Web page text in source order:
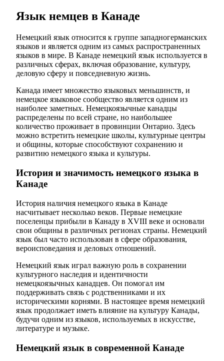
Язык немцев в Канаде
Немецкий язык относится к группе западногерманских
языков и является одним из самых распространенных
языков в мире. В Канаде немецкий язык используется в
различных сферах, включая образование, культуру,
деловую сферу и повседневную жизнь.
Канада имеет множество языковых меньшинств, и
немецкое языковое сообщество является одним из
наиболее заметных. Немецкоязычные канадцы
распределены по всей стране, но наибольшее
количество проживает в провинции Онтарио. Здесь
можно встретить немецкие школы, культурные центры
и общины, которые способствуют сохранению и
развитию немецкого языка и культуры.
История и значимость немецкого языка в
Канаде
История наличия немецкого языка в Канаде
насчитывает несколько веков. Первые немецкие
поселенцы прибыли в Канаду в XVIII веке и основали
свои общины в различных регионах страны. Немецкий
язык был часто использован в сфере образования,
вероисповедания и деловых отношений.
Немецкий язык играл важную роль в сохранении
культурного наследия и идентичности
немецкоязычных канадцев. Он помогал им
поддерживать связь с родственниками и их
историческими корнями. В настоящее время немецкий
язык продолжает иметь влияние на культуру Канады,
будучи одним из языков, используемых в искусстве,
литературе и музыке.
Немецкий язык в современной Канаде